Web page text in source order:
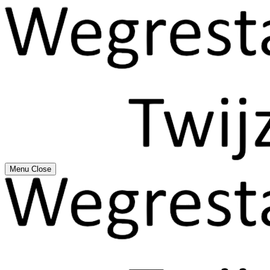
Menu Close